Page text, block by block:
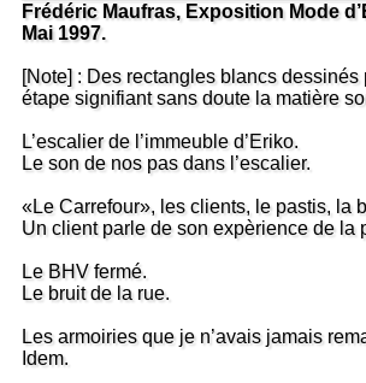
Frédéric Maufras, Exposition Mode
Mai 1997.
[Note] : Des rectangles blancs dessinés
étape signifiant sans doute la matière
L’escalier de l’immeuble d’Eriko.
Le son de nos pas dans l’escalier.
«Le Carrefour», les clients, le pastis, la
Un client parle de son expèrience de la
Le BHV fermé.
Le bruit de la rue.
Les armoiries que je n’avais jamais
Idem.